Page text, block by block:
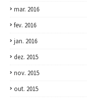
mar. 2016
fev. 2016
jan. 2016
dez. 2015
nov. 2015
out. 2015